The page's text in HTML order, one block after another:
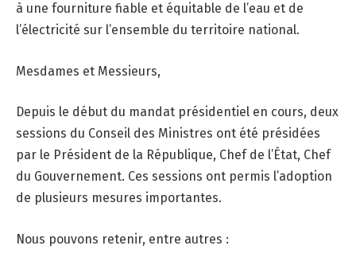
à une fourniture fiable et équitable de l’eau et de
l’électricité sur l’ensemble du territoire national.
Mesdames et Messieurs,
Depuis le début du mandat présidentiel en cours, deux
sessions du Conseil des Ministres ont été présidées
par le Président de la République, Chef de l’État, Chef
du Gouvernement. Ces sessions ont permis l’adoption
de plusieurs mesures importantes.
Nous pouvons retenir, entre autres :